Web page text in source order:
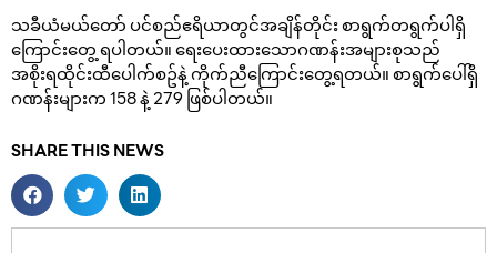
သခီယံမယ်တော် ပင်စည်ဧရိယာတွင်အချိန်တိုင်း စာရွက်တရွက်ပါရှိ
ကြောင်းတွေ့ ရပါတယ်။ ရေးပေးထားသောဂဏန်းအများစုသည်
အစိုးရထိုင်းထီပေါက်စဥ်နဲ့ ကိုက်ညီကြောင်းတွေ့ရတယ်။ စာရွက်ပေါ်ရှိ
ဂဏန်းများက 158 နဲ့ 279 ဖြစ်ပါတယ်။
SHARE THIS NEWS